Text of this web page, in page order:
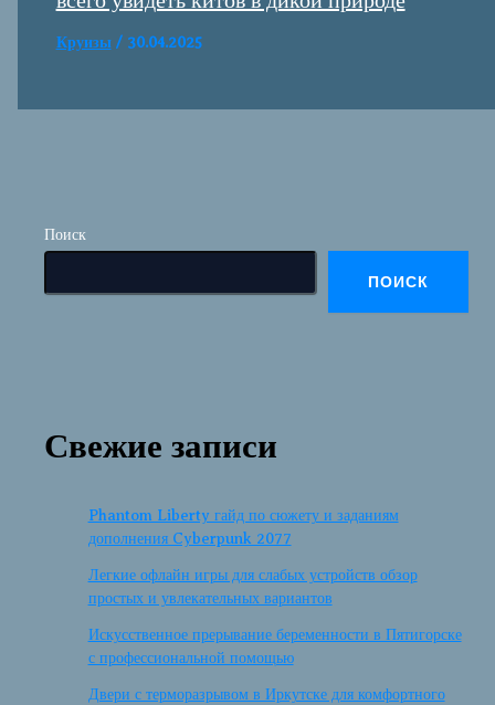
Поиск
ПОИСК
Свежие записи
Phantom Liberty гайд по сюжету и заданиям
дополнения Cyberpunk 2077
Легкие офлайн игры для слабых устройств обзор
простых и увлекательных вариантов
Искусственное прерывание беременности в Пятигорске
с профессиональной помощью
Двери с терморазрывом в Иркутске для комфортного
Круизы/ 30.04.2025